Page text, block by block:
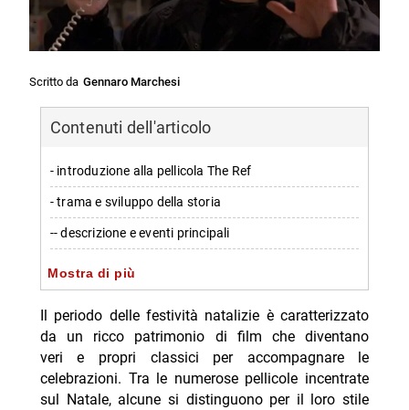
Scritto da Gennaro Marchesi
Contenuti dell'articolo
- introduzione alla pellicola The Ref
- trama e sviluppo della storia
-- descrizione e eventi principali
- caratteristiche distintive e ricevibilità
-- umorismo potente e realismo
- motivi per includere The Ref tra i titoli natalizi
-- Scopri di più da Jump the shark
-- RispondiAnnulla risposta
Mostra di più
Il periodo delle festività natalizie è caratterizzato
da un ricco patrimonio di film che diventano
veri e propri classici per accompagnare le
celebrazioni. Tra le numerose pellicole incentrate
sul Natale, alcune si distinguono per il loro stile